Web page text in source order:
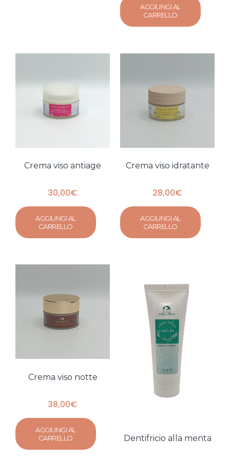
AGGIUNGI AL
CARRELLO
Crema viso antiage
30,00€
AGGIUNGI AL
CARRELLO
Crema viso idratante
28,00€
AGGIUNGI AL
CARRELLO
Crema viso notte
38,00€
AGGIUNGI AL
CARRELLO
Dentifricio alla menta